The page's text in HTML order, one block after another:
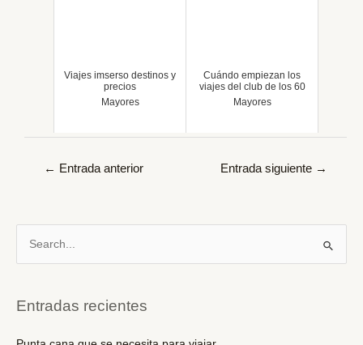
Viajes imserso destinos y
precios
Mayores
Cuándo empiezan los
viajes del club de los 60
Mayores
Navegación
← Entrada anterior Entrada siguiente →
c
Entradas recientes